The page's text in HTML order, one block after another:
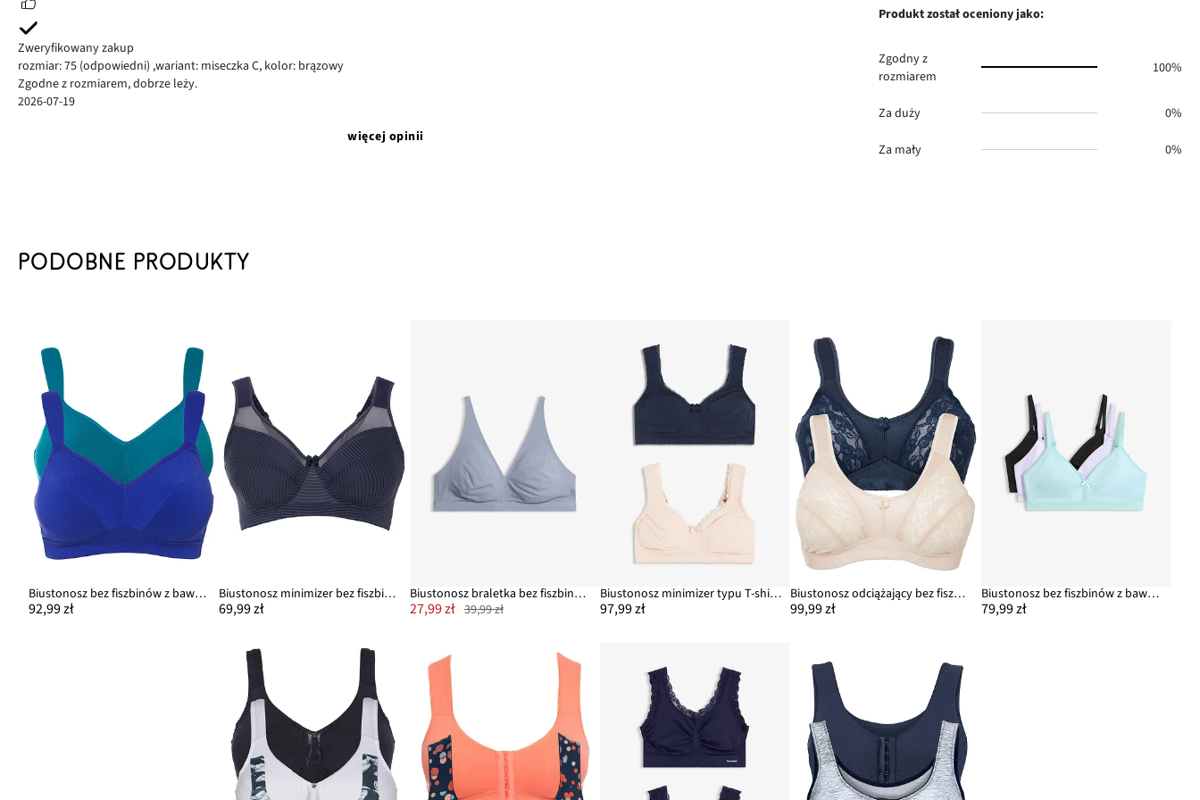
Zweryfikowany zakup
rozmiar: 75 (odpowiedni) ,wariant: miseczka C, kolor: brązowy
Zgodne z rozmiarem, dobrze leży.
2026-07-19
więcej opinii
0.
głosów
Produkt został oceniony jako:
Zgodny z
rozmiarem
100%
Za duży 0%
Za mały 0%
PODOBNE PRODUKTY
Biustonosz bez fiszbinów z bawełną organiczną (2 szt.)
92,99 zł
Biustonosz minimizer bez fiszbinów z wyściełanymi ramiączkami
69,99 zł
Biustonosz braletka bez fiszbinów, z bawełny organicznej
27,99 zł 39,99 zł
Biustonosz minimizer typu T-shirt bez fiszbinów z bawełną organiczną (2 szt.)
97,99 zł
Biustonosz odciążający bez fiszbinów z wyściełanymi ramiączkami (2 szt.)
99,99 zł
Biustonosz bez fiszbinów z bawełny organicznej (3 szt.)
79,99 zł